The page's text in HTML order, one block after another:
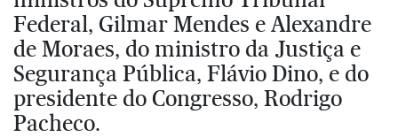
Federal, Gilmar Mendes e Alexandre
de Moraes, do ministro da Justiça e
Segurança Pública, Flávio Dino, e do
presidente do Congresso, Rodrigo
Pacheco.